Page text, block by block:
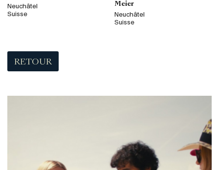
Neuchâtel
Suisse
Meier
Neuchâtel
Suisse
RETOUR